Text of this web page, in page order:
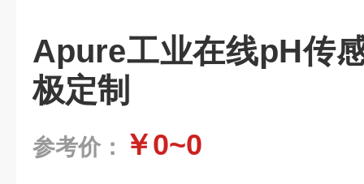
Apure工业在线pH传
极定制
参考价： ￥0~0